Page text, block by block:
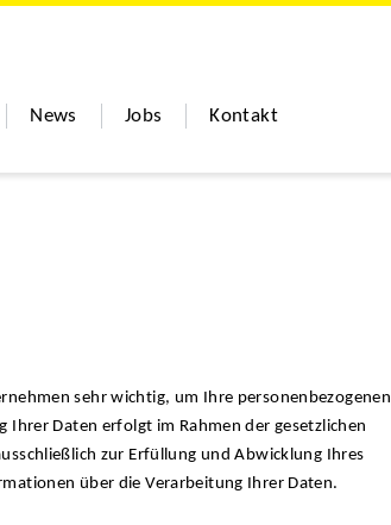
News Jobs Kontakt
sehr wichtig, um Ihre personenbezogenen
Ihrer Daten erfolgt im Rahmen der gesetzlichen
zur Erfüllung und Abwicklung Ihres
über die Verarbeitung Ihrer Daten.